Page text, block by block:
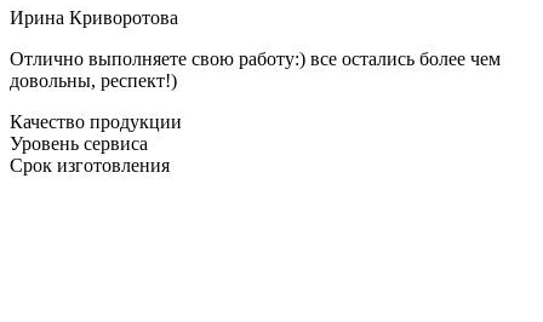
Ирина Криворотова
Отлично выполняете свою работу:) все остались более чем
довольны, респект!)
Качество продукции
Уровень сервиса
Срок изготовления